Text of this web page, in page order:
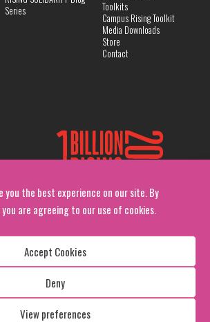
you the best experience on our site. By
are agreeing to our use of cookies.
Accept Cookies
Deny
View preferences
Series
Toolkits
Campus Rising Toolkit
Media Downloads
Store
Contact
Copyright: 1 Billion Rising
All Rights Reserved. 2026
Design:Viva & Co.